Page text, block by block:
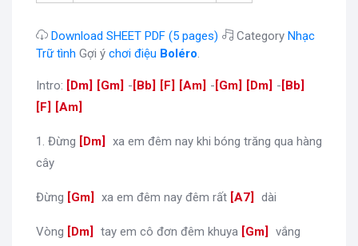
Download SHEET PDF (5 pages) Category Nhạc
Trữ tình Gợi ý chơi điệu Boléro.
Intro: [Dm ][Gm ]- [Bb ][F ][Am ]- [Gm ][Dm ]- [Bb
F
][Am
1. Đừng [Dm
xa em đêm nay khi bóng trăng qua hàng
cây
Đừng [Gm xa em đêm nay đêm rất [A7 dài
Vòng [Dm tay em cô đơn đêm khuya [Gm
vắng